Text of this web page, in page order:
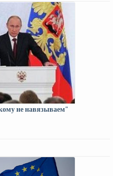
не навязываем"